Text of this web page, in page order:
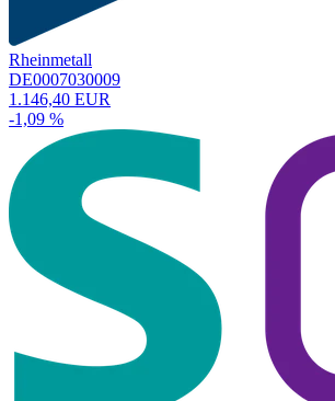
Rheinmetall
DE0007030009
1.146,40 EUR
-1,09 %